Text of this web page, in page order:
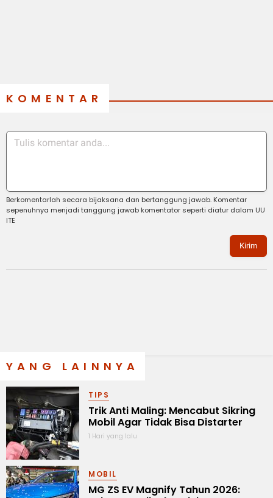
KOMENTAR
Berkomentarlah secara bijaksana dan bertanggung jawab. Komentar
sepenuhnya menjadi tanggung jawab komentator seperti diatur dalam UU
ITE
Kirim
YANG LAINNYA
TIPS
Trik Anti Maling: Mencabut Sikring
Mobil Agar Tidak Bisa Distarter
1 Hari yang lalu
MOBIL
MG ZS EV Magnify Tahun 2026: